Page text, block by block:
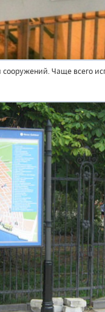
сооружений. Чаще всего